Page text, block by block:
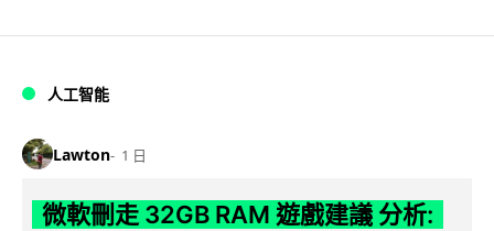
人工智能
Lawton 1 日
微軟刪走 32GB RAM 遊戲建議 分析: